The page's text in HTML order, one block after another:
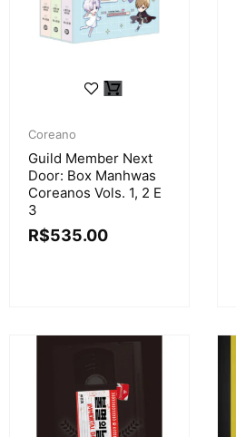
Coreano
Guild Member Next
Door: Box Manhwas
Coreanos Vols. 1, 2 E
3
R$535.00